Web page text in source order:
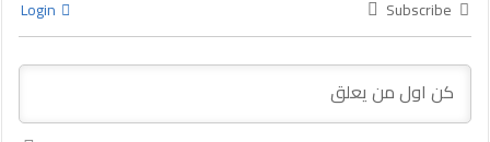
Subscribe